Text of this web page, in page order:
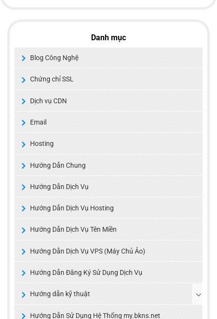
Danh mục
Blog Công Nghệ
Chứng chỉ SSL
Dịch vụ CDN
Email
Hosting
Hướng Dẫn Chung
Hướng Dẫn Dịch Vụ
Hướng Dẫn Dịch Vụ Hosting
Hướng Dẫn Dịch Vụ Tên Miền
Hướng Dẫn Dịch Vụ VPS (Máy Chủ Ảo)
Hướng Dẫn Đăng Ký Sử Dụng Dịch Vụ
Hướng dẫn kỹ thuật
Hướng Dẫn Sử Dụng Hệ Thống my.bkns.net